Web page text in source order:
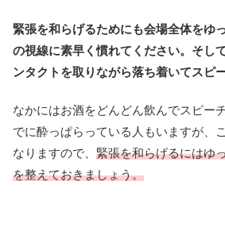
緊張を和らげるためにも会場全体をゆ
の視線に素早く慣れてください。そし
ンタクトを取りながら落ち着いてスピ
なかにはお酒をどんどん飲んでスピー
でに酔っぱらっている人もいますが、
なりますので、 緊張を和らげるにはゆ
を整えておきましょう。